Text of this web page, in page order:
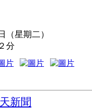
（星期二）
分
新聞